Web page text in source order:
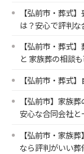
【弘前市・葬式
は？安心で評判
【弘前市・葬式
と 家族葬の相談
【弘前市・葬式
【弘前市】家族
安心な合同会社
【弘前市・家族
なら評判がいい葬